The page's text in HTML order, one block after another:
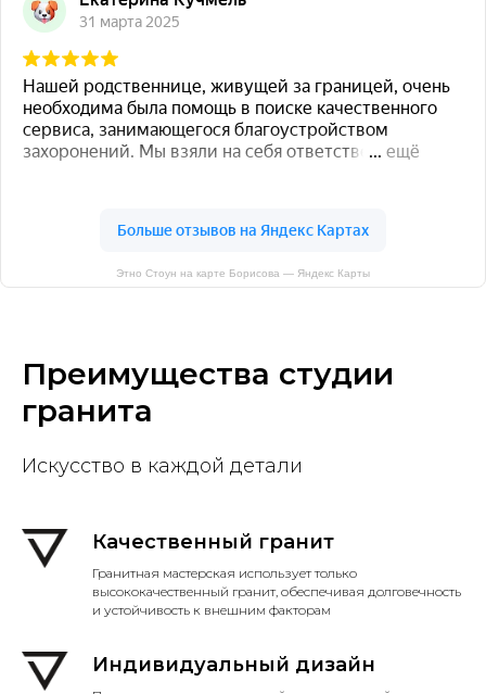
Этно Стоун на карте Борисова — Яндекс Карты
Преимущества студии
гранита
Искусство в каждой детали
Качественный гранит
Гранитная мастерская использует только
высококачественный гранит, обеспечивая долговечность
и устойчивость к внешним факторам
Индивидуальный дизайн